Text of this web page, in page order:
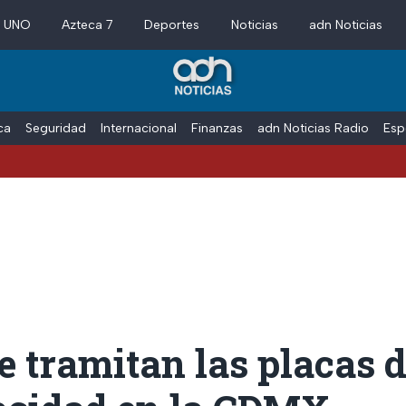
Azteca 7 Deportes Noticias adn Noticias
Seguridad Internacional Finanzas adn Noticias Radio
tramitan las placas